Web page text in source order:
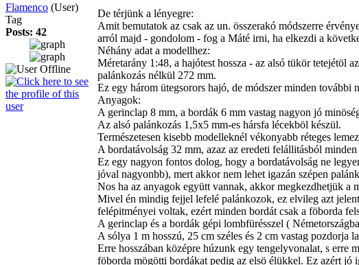
Flamenco (User)
Tag
Posts: 42
De térjünk a lényegre:
Amit bemutatok az csak az un. összerakó módszerre
arról majd - gondolom - fog a Máté irni, ha elkezdi a
Néhány adat a modellhez:
Méretarány 1:48, a hajótest hossza - az alsó tükör tetejétöl
palánkozás nélkül 272 mm.
Ez egy három ütegsorors hajó, de módszer minden további
Anyagok:
A gerinclap 8 mm, a bordák 6 mm vastag nagyon jó
Az alsó palánkozás 1,5x5 mm-es hársfa lécekböl készül.
Természetesen kisebb modelleknél vékonyabb réteges
A bordatávolság 32 mm, azaz az eredeti felállitásból
Ez egy nagyon fontos dolog, hogy a bordatávolság ne
jóval nagyonbb), mert akkor nem lehet igazán szépen
Nos ha az anyagok együtt vannak, akkor megkezdhetjük a
Mivel én mindig fejjel lefelé palánkozok, ez elvileg azt
felépitményei voltak, ezért minden bordát csak a föborda
A gerinclap és a bordák gépi lombfürésszel (
A sólya 1 m hosszú, 25 cm széles és 2 cm vastag pozdorja
Erre hosszában középre húzunk egy tengelyvonalat, s erre
föborda mögötti bordákat pedig az elsö élükkel. Ez azért jó